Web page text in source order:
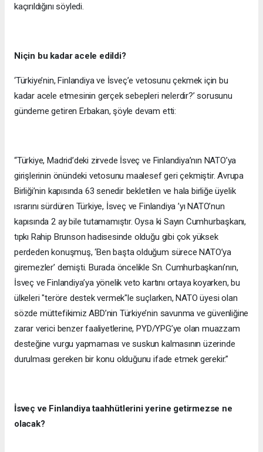
kaçırıldığını söyledi.
Niçin bu kadar acele edildi?
‘Türkiye’nin, Finlandiya ve İsveç’e vetosunu çekmek için bu
kadar acele etmesinin gerçek sebepleri nelerdir?’ sorusunu
gündeme getiren Erbakan, şöyle devam etti:
“Türkiye, Madrid’deki zirvede İsveç ve Finlandiya’nın NATO’ya
girişlerinin önündeki vetosunu maalesef geri çekmiştir. Avrupa
Birliği’nin kapısında 63 senedir bekletilen ve hala birliğe üyelik
ısrarını sürdüren Türkiye, İsveç ve Finlandiya ’yı NATO’nun
kapısında 2 ay bile tutamamıştır. Oysa ki Sayın Cumhurbaşkanı,
tıpkı Rahip Brunson hadisesinde olduğu gibi çok yüksek
perdeden konuşmuş, ‘Ben başta olduğum sürece NATO’ya
giremezler’ demişti. Burada öncelikle Sn. Cumhurbaşkanı’nın,
İsveç ve Finlandiya’ya yönelik veto kartını ortaya koyarken, bu
ülkeleri "teröre destek vermek"le suçlarken, NATO üyesi olan
sözde müttefikimiz ABD’nin Türkiye’nin savunma ve güvenliğine
zarar verici benzer faaliyetlerine, PYD/YPG’ye olan muazzam
desteğine vurgu yapmaması ve suskun kalmasının üzerinde
durulması gereken bir konu olduğunu ifade etmek gerekir.”
İsveç ve Finlandiya taahhütlerini yerine getirmezse ne
olacak?